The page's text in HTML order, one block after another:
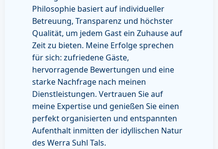
Philosophie basiert auf individueller
Betreuung, Transparenz und höchster
Qualität, um jedem Gast ein Zuhause auf
Zeit zu bieten. Meine Erfolge sprechen
für sich: zufriedene Gäste,
hervorragende Bewertungen und eine
starke Nachfrage nach meinen
Dienstleistungen. Vertrauen Sie auf
meine Expertise und genießen Sie einen
perfekt organisierten und entspannten
Aufenthalt inmitten der idyllischen Natur
des Werra Suhl Tals.